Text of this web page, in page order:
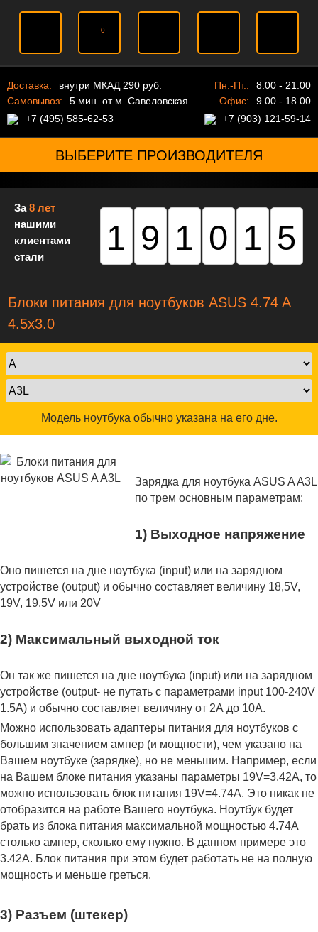
0
Доставка:
внутри МКАД 290 руб.
Самовывоз:
5 мин. от м. Савеловская
+7 (495) 585-62-53
Пн.-Пт.:
8.00 - 21.00
Офис:
9.00 - 18.00
+7 (903) 121-59-14
ВЫБЕРИТЕ ПРОИЗВОДИТЕЛЯ
За8 лет
нашими
клиентами
стали
191015
Блоки питания для ноутбуков ASUS 4.74 A
4.5x3.0
Модель ноутбука обычно указана на его дне.
Зарядка для ноутбука ASUS A A3L
по трем основным параметрам:
1) Выходное напряжение
Оно пишется на дне ноутбука (input) или на зарядном
устройстве (output) и обычно составляет величину 18,5V,
19V, 19.5V или 20V
2) Максимальный выходной ток
Он так же пишется на дне ноутбука (input) или на зарядном
устройстве (output- не путать с параметрами input 100-240V
1.5A) и обычно составляет величину от 2А до 10A.
Можно использовать адаптеры питания для ноутбуков с
большим значением ампер (и мощности), чем указано на
Вашем ноутбуке (зарядке), но не меньшим. Например, если
на Вашем блоке питания указаны параметры 19V=3.42A, то
можно использовать блок питания 19V=4.74A. Это никак не
отобразится на работе Вашего ноутбука. Ноутбук будет
брать из блока питания максимальной мощностью 4.74А
столько ампер, сколько ему нужно. В данном примере это
3.42А. Блок питания при этом будет работать не на полную
мощность и меньше греться.
3) Разъем (штекер)